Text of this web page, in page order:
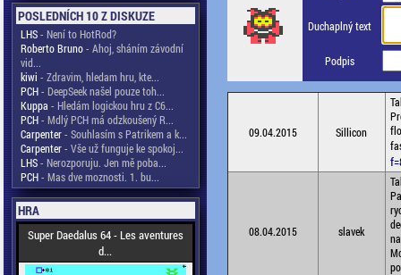
POSLEDNÍCH 10 Z DISKUZE
LHS- Není to HotRod?
Roberto Bruno- Ahoj, sháním závodní
vid...
kiwi - Zdravim, hledam hru, kte...
PCH- DeepSeek našel pouze toh...
Kuppa - Hledám logickou hru z C6...
PCH- Mdlý PCH má odzkoušený R...
Carpenter- Souhlasím s Patrikem a k...
Carpenter- Vše už funguje ke spokoj...
LHS- Nerozporuju. Jen mě poba...
PCH- Mas dve moznosti. 1. bu...
HRA
Super Daedalus 64 - Les aventures
d...
Duchaplný text
Podpis
09.04.2015 Sillicon
08.04.2015 slavek